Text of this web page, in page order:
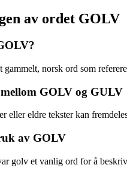
av ordet GOLV
gammelt, norsk ord som
GOLV og GULV
eller eldre tekster kan
av GOLV
golv et vanlig ord for å